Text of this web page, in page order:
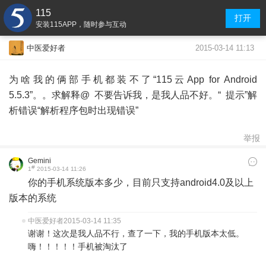
115
安装115APP，随时参与互动
打开
中医爱好者 2015-03-14 11:13
为啥我的俩部手机都装不了“115云App for Android
5.5.3”。。求解释@ 不要告诉我，是我人品不好。“ 提示”解
析错误“解析程序包时出现错误”
举报
Gemini
1# 2015-03-14 11:26
你的手机系统版本多少，目前只支持android4.0及以上
版本的系统
中医爱好者2015-03-14 11:35
谢谢！这次是我人品不行，查了一下，我的手机版本太低。
嗨！！！！！手机被淘汰了